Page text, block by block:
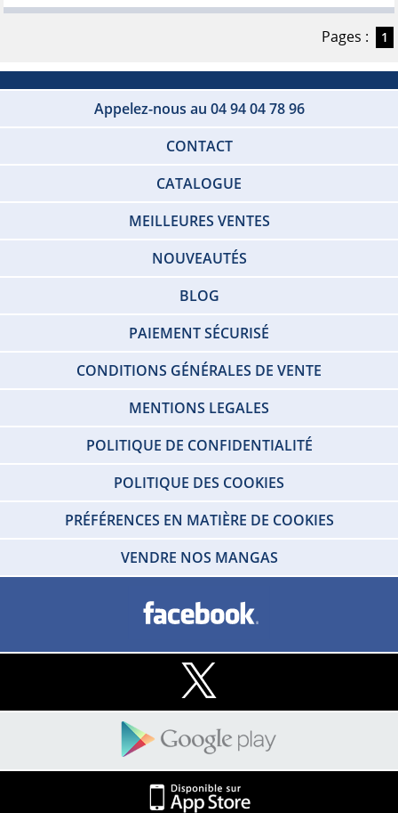
Pages : 1
Appelez-nous au 04 94 04 78 96
CONTACT
CATALOGUE
MEILLEURES VENTES
NOUVEAUTÉS
BLOG
PAIEMENT SÉCURISÉ
CONDITIONS GÉNÉRALES DE VENTE
MENTIONS LEGALES
POLITIQUE DE CONFIDENTIALITÉ
POLITIQUE DES COOKIES
PRÉFÉRENCES EN MATIÈRE DE COOKIES
VENDRE NOS MANGAS